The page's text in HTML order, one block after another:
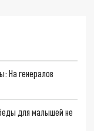
На генералов
для малышей не